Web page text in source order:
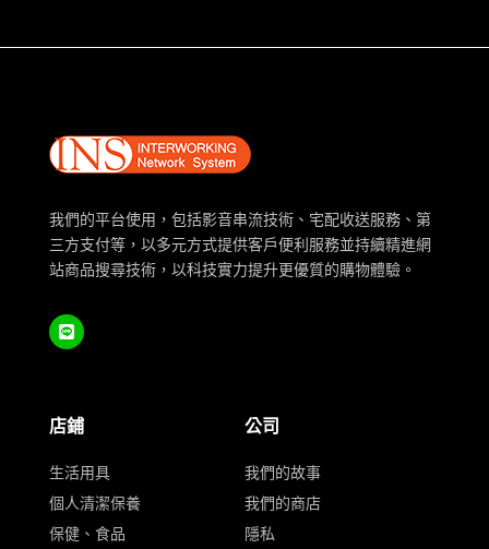
我們的平台使用，包括影音串流技術、宅配收送服務、第
三方支付等，以多元方式提供客戶便利服務並持續精進網
站商品搜尋技術，以科技實力提升更優質的購物體驗。
店鋪
生活用具
個人清潔保養
保健、食品
公司
我們的故事
我們的商店
隱私